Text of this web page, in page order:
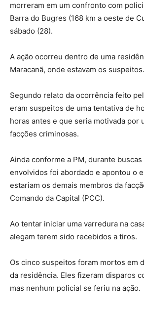
morreram em um confronto com
Barra do Bugres (168 km a oeste de
sábado (28).
A ação ocorreu dentro de uma
Maracanã, onde estavam os suspeitos.
Segundo relato da ocorrência feito
eram suspeitos de uma tentativa de
horas antes e que seria motivada por
facções criminosas.
Ainda conforme a PM, durante
envolvidos foi abordado e apontou o
estariam os demais membros da
Comando da Capital (PCC).
Ao tentar iniciar uma varredura na
alegam terem sido recebidos a tiros.
Os cinco suspeitos foram mortos em
da residência. Eles fizeram disparos
mas nenhum policial se feriu na ação.